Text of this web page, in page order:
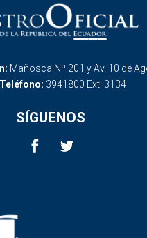
Mañosca Nº 201 y Av. 10 de
Teléfono: 3941800 Ext. 3134
SÍGUENOS